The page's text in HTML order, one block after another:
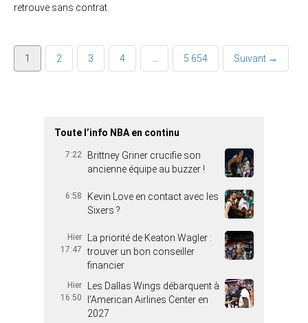
retrouve sans contrat.
1 2 3 4 5 654 Suivant →
Toute l’info NBA en continu
7:22
Brittney Griner crucifie son
ancienne équipe au buzzer !
6:58
Kevin Love en contact avec les
Sixers ?
Hier
17:47
La priorité de Keaton Wagler :
trouver un bon conseiller
financier
Hier
16:50
Les Dallas Wings débarquent à
l’American Airlines Center en
2027